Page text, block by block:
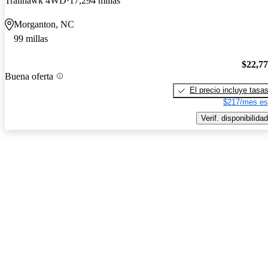
Morganton, NC
99 millas
Buena oferta
El precio incluye tasas
$217/mes
Verif. disponibilidad